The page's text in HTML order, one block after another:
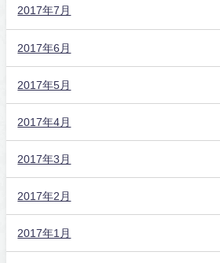
2017年7月
2017年6月
2017年5月
2017年4月
2017年3月
2017年2月
2017年1月